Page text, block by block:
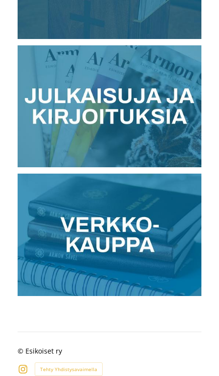
© Esikoiset ry
Tehty Yhdistysavaimella